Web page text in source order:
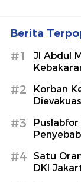
Berita
#1
Jl Abdul
#2
Korban
#3
#4
Satu
DKI